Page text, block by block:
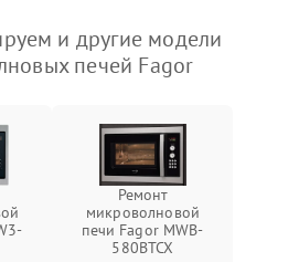
и другие модели
печей Fagor
Ремонт
микроволновой
печи Fagor MWB-
580BTCX